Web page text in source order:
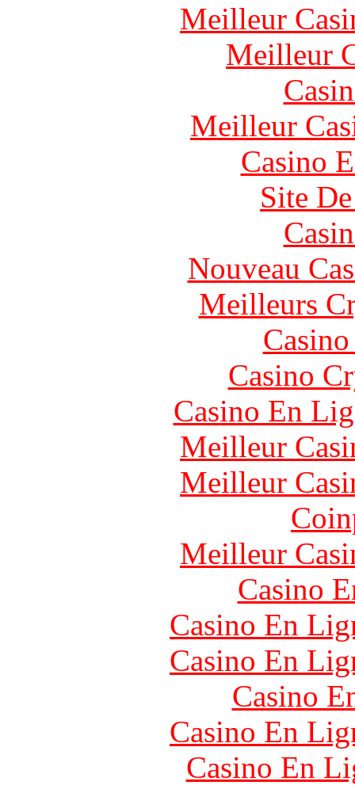
Meilleur
Meilleur
Meilleur
Casino
Site
Nouveau
Meilleurs
Casino
Casino En
Meilleur
Meilleur
Meilleur
Casino
Casino En
Casino En
Casino
Casino En
Casino En